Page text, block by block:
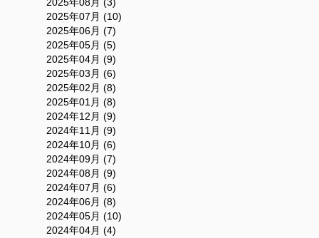
2025年08月 (3)
2025年07月 (10)
2025年06月 (7)
2025年05月 (5)
2025年04月 (9)
2025年03月 (6)
2025年02月 (8)
2025年01月 (8)
2024年12月 (9)
2024年11月 (9)
2024年10月 (6)
2024年09月 (7)
2024年08月 (9)
2024年07月 (6)
2024年06月 (8)
2024年05月 (10)
2024年04月 (4)